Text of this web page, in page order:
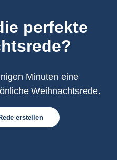
perfekte
Minuten eine
Weihnachtsrede.
erstellen